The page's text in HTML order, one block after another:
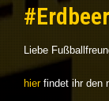
Liebe
hierfindet ihr den